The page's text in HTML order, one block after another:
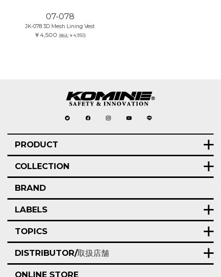
07-078
JK-078 3D Mesh Lining Vest
￥4,500 (税込:￥4,950)
PRODUCT
COLLECTION
BRAND
LABELS
TOPICS
DISTRIBUTOR/取扱店舗
ONLINE STORE